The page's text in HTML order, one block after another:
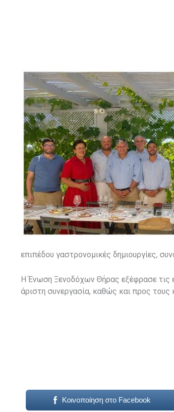
επιπέδου γαστρονομικές δημιουργίες,
Η Ένωση Ξενοδόχων Θήρας εξέφρασε τις
άριστη συνεργασία, καθώς και προς τους
Κοινοποίηση στο Facebook